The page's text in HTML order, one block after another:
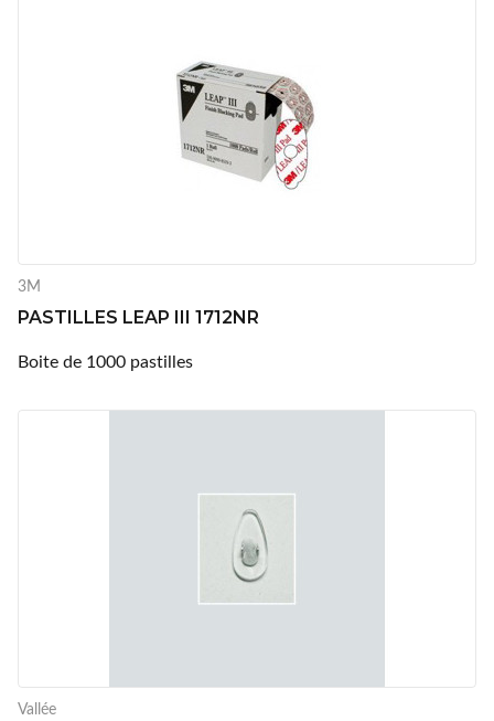
3M
PASTILLES LEAP III 1712NR
Boite de 1000 pastilles
Vallée